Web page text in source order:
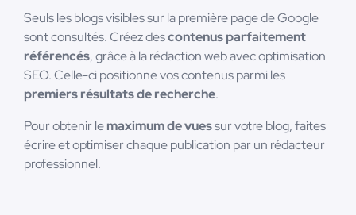
Seuls les blogs visibles sur la première page de Google
sont consultés. Créez descontenus parfaitement
référencés, grâce à la rédaction web avec optimisation
SEO. Celle-ci positionne vos contenus parmi les
premiers résultats de recherche.
Pour obtenir lemaximum de vuessur votre blog, faites
écrire et optimiser chaque publication par un rédacteur
professionnel.